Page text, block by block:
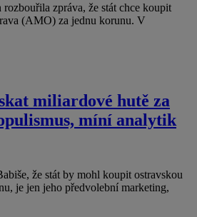
zpráva, že stát chce koupit
(AMO) za jednu korunu. V
miliardové hutě za
míní analytik
že stát by mohl koupit ostravskou
je jen jeho předvolební marketing,